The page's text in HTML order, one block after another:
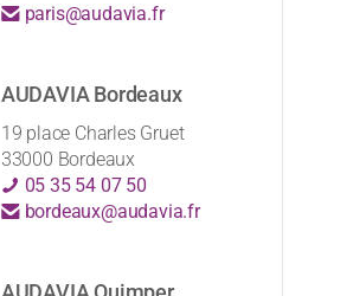
paris@audavia.fr
AUDAVIA Bordeaux
19 place Charles Gruet
33000 Bordeaux
05 35 54 07 50
bordeaux@audavia.fr